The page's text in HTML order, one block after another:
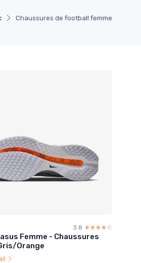
Chaussures de football femme
3.8 ☆☆☆☆☆
★★★★★
Femme - Chaussures
Orange